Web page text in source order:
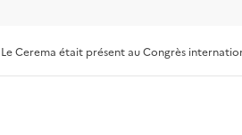
Le Cerema était présent au Congrès